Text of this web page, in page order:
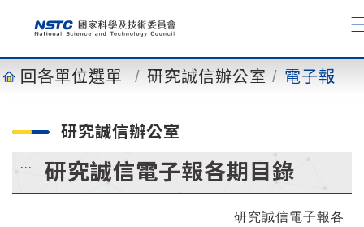
容
回各單位選單 研究誠信辦公室 電子報
研究誠信辦公室
::: 研究誠信電子報各期目錄
研究誠信電子報各期